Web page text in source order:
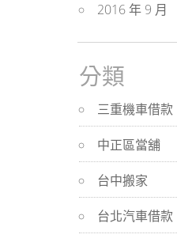
2016 年 9 月
分類
三重機車借款
中正區當舖
台中搬家
台北汽車借款